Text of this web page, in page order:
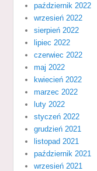
październik 2022
wrzesień 2022
sierpień 2022
lipiec 2022
czerwiec 2022
maj 2022
kwiecień 2022
marzec 2022
luty 2022
styczeń 2022
grudzień 2021
listopad 2021
październik 2021
wrzesień 2021